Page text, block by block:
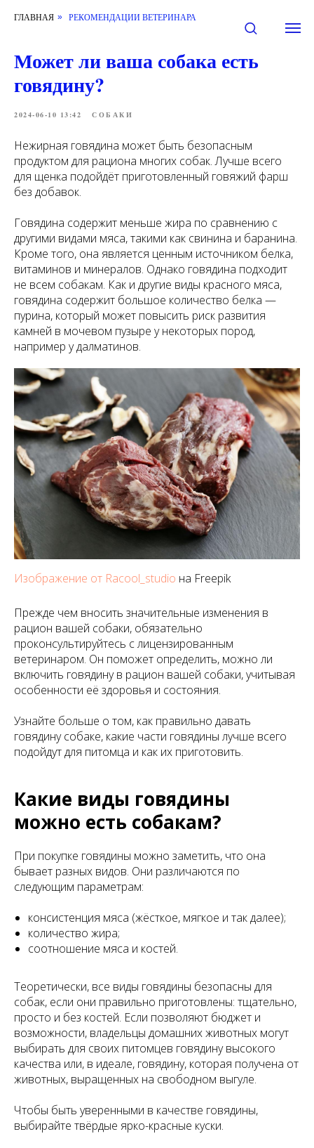
ГЛАВНАЯ » РЕКОМЕНДАЦИИ ВЕТЕРИНАРА
Может ли ваша собака есть
говядину?
2024-06-10 13:42 СОБАКИ
Нежирная говядина может быть безопасным
продуктом для рациона многих собак. Лучше всего
для щенка подойдёт приготовленный говяжий фарш
без добавок.
Говядина содержит меньше жира по сравнению с
другими видами мяса, такими как свинина и баранина.
Кроме того, она является ценным источником белка,
витаминов и минералов. Однако говядина подходит
не всем собакам. Как и другие виды красного мяса,
говядина содержит большое количество белка —
пурина, который может повысить риск развития
камней в мочевом пузыре у некоторых пород,
например у далматинов.
Изображение от Racool_studio на Freepik
Прежде чем вносить значительные изменения в
рацион вашей собаки, обязательно
проконсультируйтесь с лицензированным
ветеринаром. Он поможет определить, можно ли
включить говядину в рацион вашей собаки, учитывая
особенности её здоровья и состояния.
Узнайте больше о том, как правильно давать
говядину собаке, какие части говядины лучше всего
подойдут для питомца и как их приготовить.
Какие виды говядины
можно есть собакам?
При покупке говядины можно заметить, что она
бывает разных видов. Они различаются по
следующим параметрам:
консистенция мяса (жёсткое, мягкое и так далее);
количество жира;
соотношение мяса и костей.
Теоретически, все виды говядины безопасны для
собак, если они правильно приготовлены: тщательно,
просто и без костей. Если позволяют бюджет и
возможности, владельцы домашних животных могут
выбирать для своих питомцев говядину высокого
качества или, в идеале, говядину, которая получена от
животных, выращенных на свободном выгуле.
Чтобы быть уверенными в качестве говядины,
выбирайте твёрдые ярко-красные куски.